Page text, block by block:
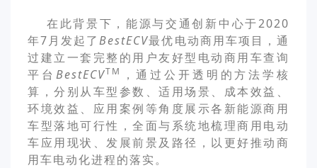
在此背景下，能源与交通创新中心于2020
年7月发起了BestECV最优电动商用车项目，通
过建立一套完整的用户友好型电动商用车查询
平台 BestECVTM
，通过公开透明的方法学核
算，分别从车型参数、适用场景、成本效益、
环境效益、应用案例等角度展示各新能源商用
车型落地可行性，全面与系统地梳理商用电动
车应用现状、发展前景及路径，以更好推动商
用车电动化进程的落实。